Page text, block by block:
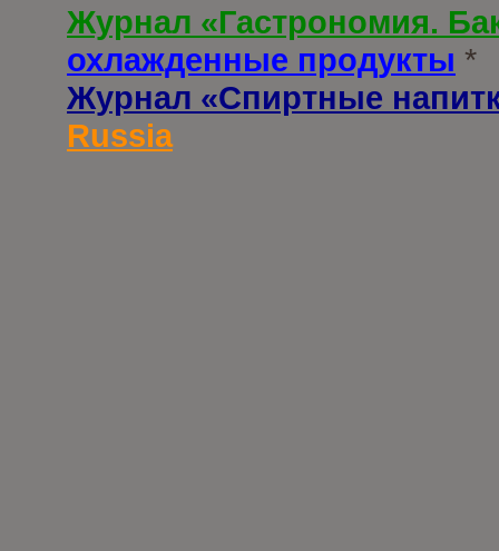
Журнал «Гастрономия.
охлажденные продукты *
Журнал «Спиртные
Russia